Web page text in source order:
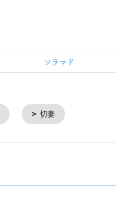
ソラマド
切妻